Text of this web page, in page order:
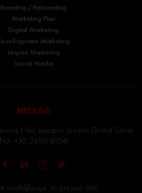
Branding / Rebranding
Marketing Plan
Digital Marketing
Marketing
Ιατρικό Marketing
Social Media
| 1ος όροφος (έναντι Grand Serai)
Tηλ: +30 26511 81041
αναλάβουμε το project σας;